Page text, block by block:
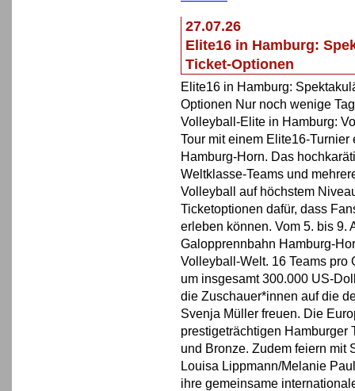
27.07.26
Elite16 in Hamburg:
Ticket-Optionen
Elite16 in Hamburg:
Optionen Nur noch wenige
Volleyball-Elite in Hamburg:
Tour mit einem Elite16-
Hamburg-Horn. Das
Weltklasse-Teams und
Volleyball auf höchstem
Ticketoptionen dafür, dass
erleben können. Vom 5. bis 9.
Galopprennbahn Hamburg-
Volleyball-Welt. 16 Teams pro
um insgesamt 300.000 US-
die Zuschauer*innen auf die
Svenja Müller freuen. Die
prestigeträchtigen Hamburger
und Bronze. Zudem feiern mit
Louisa Lippmann/Melanie
ihre gemeinsame